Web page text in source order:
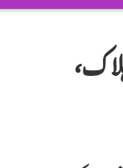
میں دھماکہ، 13 افراد ہلاک،